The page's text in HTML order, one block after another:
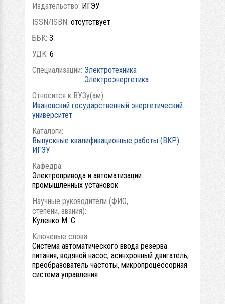
Издательство: ИГЭУ
ISSN/ISBN: отсутствует
ББК: 3
УДК: 6
Специализации: Электротехника
Электроэнергетика
Относится к ВУЗу(ам):
Ивановский государственный энергетический
университет
Каталоги:
Выпускные квалификационные работы (ВКР)
ИГЭУ
Кафедра:
Электропривода и автоматизации
промышленных установок
Научные руководители (ФИО,
степени, звания):
Куленко М. С.
Ключевые слова:
Система автоматического ввода резерва
питания, водяной насос, асинхронный двигатель,
преобразователь частоты, микропроцессорная
система управления